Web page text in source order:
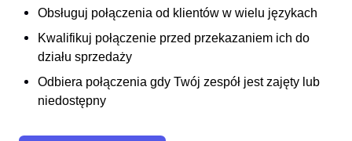
Obsługuj połączenia od klientów w wielu językach
Kwalifikuj połączenie przed przekazaniem ich do
działu sprzedaży
Odbiera połączenia gdy Twój zespół jest zajęty lub
niedostępny